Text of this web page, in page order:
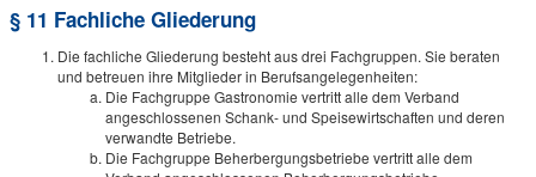
§ 11 Fachliche Gliederung
Die fachliche Gliederung besteht aus drei Fachgruppen. Sie beraten
und betreuen ihre Mitglieder in Berufsangelegenheiten:
Die Fachgruppe Gastronomie vertritt alle dem Verband
angeschlossenen Schank- und Speisewirtschaften und deren
verwandte Betriebe.
Die Fachgruppe Beherbergungsbetriebe vertritt alle dem